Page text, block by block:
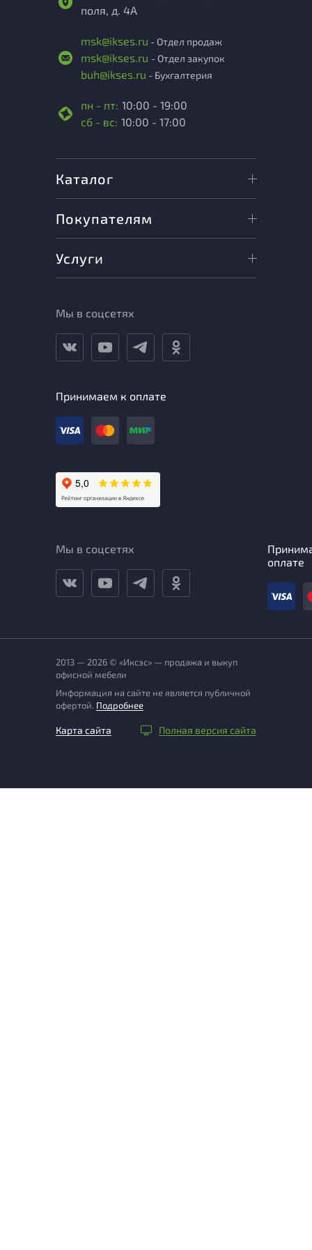
поля, д. 4А
msk@ikses.ru - Отдел продаж
msk@ikses.ru - Отдел закупок
buh@ikses.ru - Бухгалтерия
пн - пт: 10:00 - 19:00
сб - вс: 10:00 - 17:00
Каталог
Покупателям
Услуги
Мы в соцсетях
Принимаем к оплате
Мы в соцсетях
оплате
2013 — 2026 © «Иксэс» — продажа и выкуп
офисной мебели
Информация на сайте не является публичной
офертой. Подробнее
Карта сайта Полная версия сайта